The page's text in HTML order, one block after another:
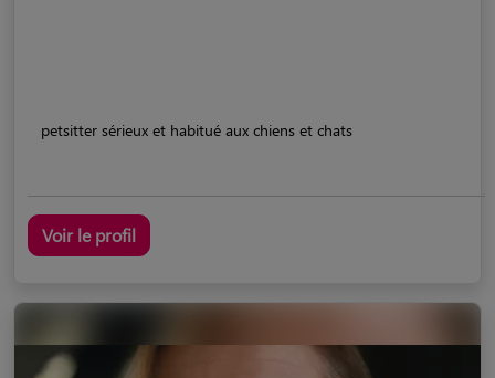
petsitter sérieux et habitué aux chiens et chats
Voir le profil